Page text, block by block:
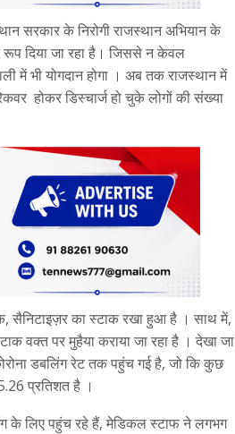
सरकार के निरोगी राजस्थान अभियान के
रूप दिया जा रहा है। जिससे न केवल
में भी योगदान होगा । अब तक राजस्थान में
होकर डिस्चार्ज हो चुके लोगों की संख्या
सैनिटाइज़र का स्टाक रखा हुआ है । साथ में,
वक्त पर मुहैया कराया जा रहा है । देखा जा
डबलिंग रेट तक पहुंच गई है, जो कि कुछ
प्रतिशत है ।
के लिए पहुंच रहे हैं, मेडिकल स्टाफ ने लगभग